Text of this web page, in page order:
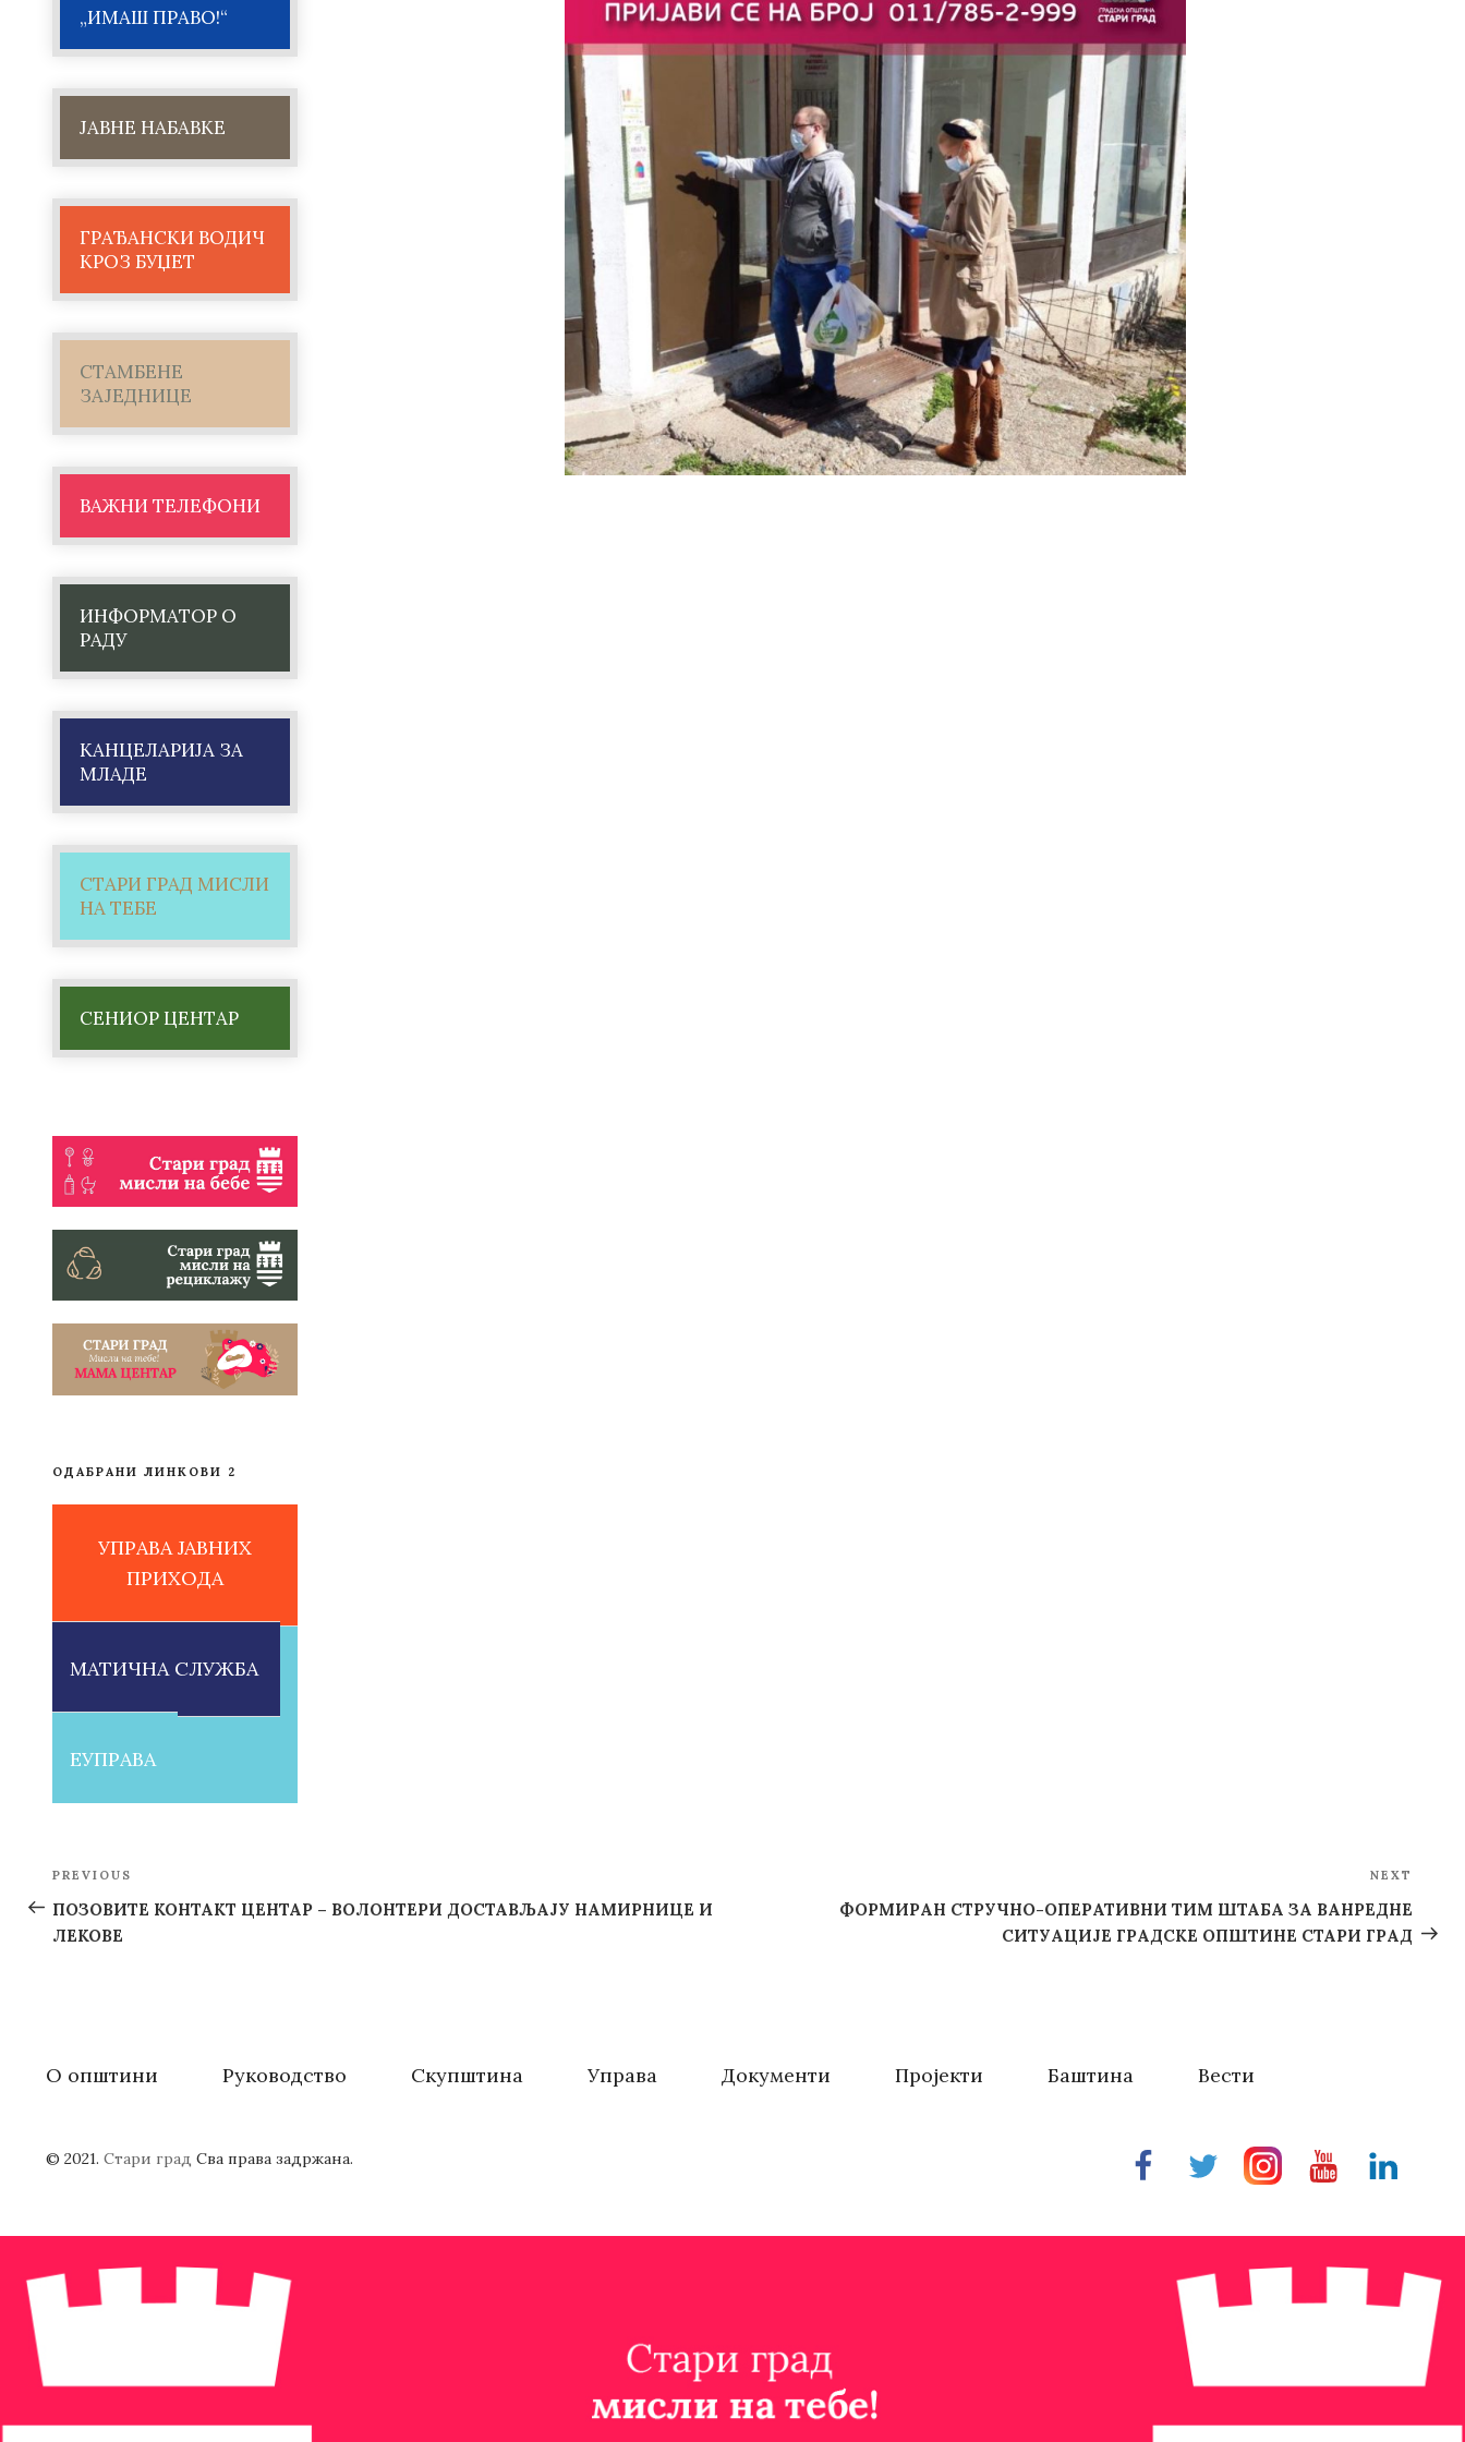
„ИМАШ ПРАВО!“
ЈАВНЕ НАБАВКЕ
ГРАЂАНСКИ ВОДИЧ
КРОЗ БУЏЕТ
СТАМБЕНЕ
ЗАЈЕДНИЦЕ
ВАЖНИ ТЕЛЕФОНИ
ИНФОРМАТОР О
РАДУ
КАНЦЕЛАРИЈА ЗА
МЛАДЕ
СТАРИ ГРАД МИСЛИ
НА ТЕБЕ
СЕНИОР ЦЕНТАР
ОДАБРАНИ ЛИНКОВИ 2
УПРАВА ЈАВНИХ
ПРИХОДА
МАТИЧНА СЛУЖБА
ЕУПРАВА
Post
navigation
Previous
Post
PREVIOUS
ПОЗОВИТЕ КОНТАКТ ЦЕНТАР – ВОЛОНТЕРИ ДОСТАВЉАЈУ НАМИРНИЦЕ И
ЛЕКОВЕ
NEXT
ФОРМИРАН СТРУЧНО-ОПЕРАТИВНИ ТИМ ШТАБА ЗА ВАНРЕДНЕ
СИТУАЦИЈЕ ГРАДСКЕ ОПШТИНЕ СТАРИ ГРАД
О општини Руководство Скупштина Управа Документи Пројекти Баштина Вести
FacebookTwitterInstragramYoutubeLinkedin
© 2021. Стари град Сва права задржана.